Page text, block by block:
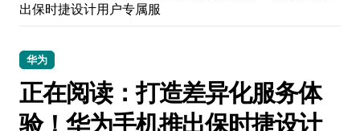
出保时捷设计用户专属服
华为
正在阅读：打造差异化服务体
验！华为手机推出保时捷设计